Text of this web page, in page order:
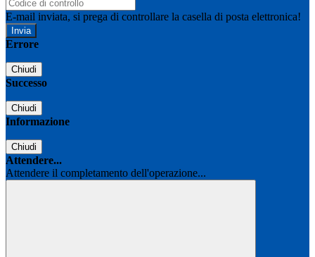
E-mail inviata, si prega di controllare la casella di posta elettronica!
Errore
Chiudi
Successo
Chiudi
Informazione
Chiudi
Attendere...
Attendere il completamento dell'operazione...